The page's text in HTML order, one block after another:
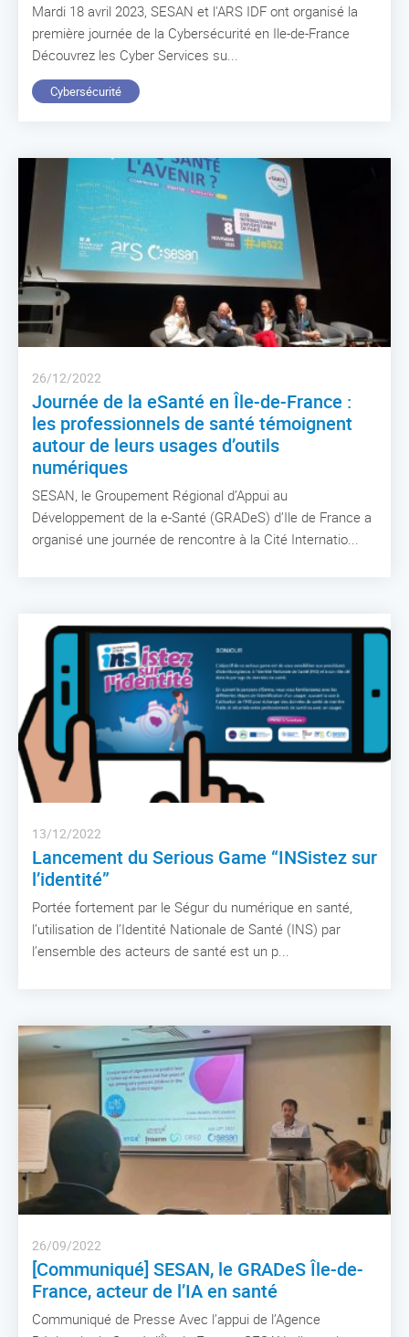
Mardi 18 avril 2023, SESAN et l'ARS IDF ont organisé la
première journée de la Cybersécurité en Ile-de-France
Découvrez les Cyber Services su...
Cybersécurité
26/12/2022
Journée de la eSanté en Île-de-France :
les professionnels de santé témoignent
autour de leurs usages d’outils
numériques
SESAN, le Groupement Régional d’Appui au
Développement de la e-Santé (GRADeS) d’Ile de France a
organisé une journée de rencontre à la Cité Internatio...
13/12/2022
Lancement du Serious Game “INSistez sur
l’identité”
Portée fortement par le Ségur du numérique en santé,
l’utilisation de l’Identité Nationale de Santé (INS) par
l’ensemble des acteurs de santé est un p...
26/09/2022
[Communiqué] SESAN, le GRADeS Île-de-
France, acteur de l’IA en santé
Communiqué de Presse Avec l’appui de l’Agence